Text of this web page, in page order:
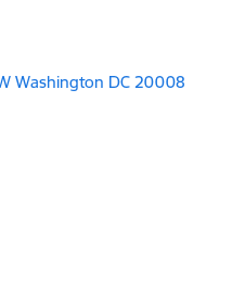
Washington DC 20008